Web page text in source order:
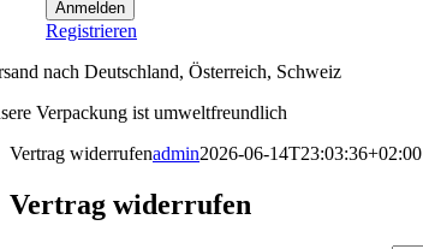
Registrieren
nach Deutschland, Österreich, Schweiz
Verpackung ist umweltfreundlich
Vertrag widerrufenadmin2026-06-14T23:03:36+02:00
Vertrag widerrufen